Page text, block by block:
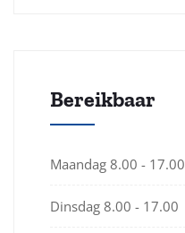
Bereikbaar
Maandag 8.00 - 17.00
Dinsdag 8.00 - 17.00